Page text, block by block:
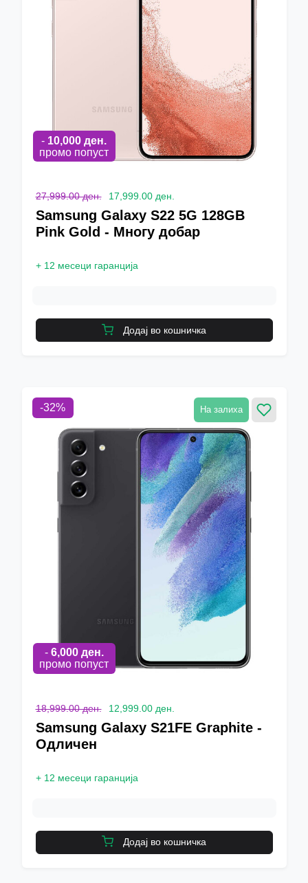
- 10,000 ден.
промо попуст
27,999.00 ден. 17,999.00 ден.
Samsung Galaxy S22 5G 128GB
Pink Gold - Многу добар
+ 12 месеци гаранција
Додај во кошничка
-32% На залиха
- 6,000ден.
промо попуст
18,999.00 ден. 12,999.00 ден.
Samsung Galaxy S21FE Graphite -
Одличен
+ 12 месеци гаранција
Додај во кошничка